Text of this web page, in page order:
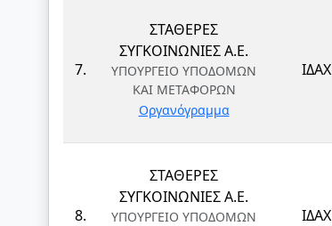
7.
ΣΤΑΘΕΡΕΣ
ΣΥΓΚΟΙΝΩΝΙΕΣ Α.Ε.
ΥΠΟΥΡΓΕΙΟ ΥΠΟΔΟΜΩΝ
ΚΑΙ ΜΕΤΑΦΟΡΩΝ
Οργανόγραμμα
ΙΔΑΧ
8.
ΣΤΑΘΕΡΕΣ
ΣΥΓΚΟΙΝΩΝΙΕΣ Α.Ε.
ΥΠΟΥΡΓΕΙΟ ΥΠΟΔΟΜΩΝ
ΙΔΑΧ